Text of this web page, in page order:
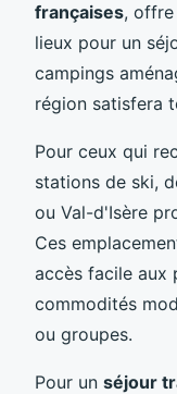
françaises, offre
lieux pour un
campings
région satisfera
Pour ceux qui
stations de ski,
ou Val-d'Isère
Ces
accès facile aux
commodités
ou groupes.
Pour un séjour